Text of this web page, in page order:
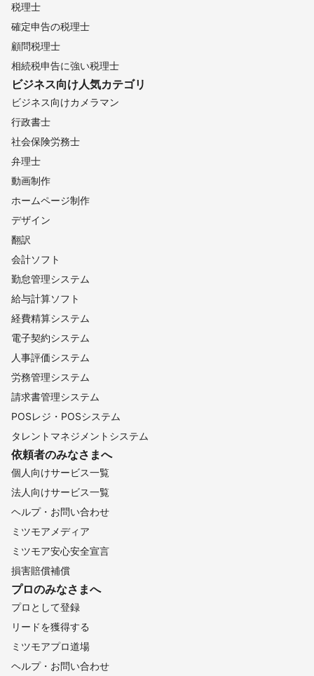
税理士
確定申告の税理士
顧問税理士
相続税申告に強い税理士
ビジネス向け人気カテゴリ
ビジネス向けカメラマン
行政書士
社会保険労務士
弁理士
動画制作
ホームページ制作
デザイン
翻訳
会計ソフト
勤怠管理システム
給与計算ソフト
経費精算システム
電子契約システム
人事評価システム
労務管理システム
請求書管理システム
POSレジ・POSシステム
タレントマネジメントシステム
依頼者のみなさまへ
個人向けサービス一覧
法人向けサービス一覧
ヘルプ・お問い合わせ
ミツモアメディア
ミツモア安心安全宣言
損害賠償補償
プロのみなさまへ
プロとして登録
リードを獲得する
ミツモアプロ道場
ヘルプ・お問い合わせ